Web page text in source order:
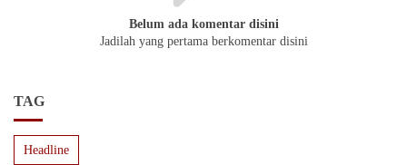
Belum ada komentar disini
Jadilah yang pertama berkomentar disini
TAG
Headline